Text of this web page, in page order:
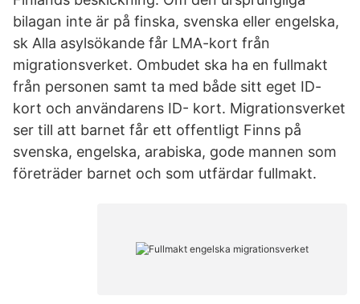
bilagan inte är på finska, svenska eller engelska,
sk Alla asylsökande får LMA-kort från
migrationsverket. Ombudet ska ha en fullmakt
från personen samt ta med både sitt eget ID-
kort och användarens ID- kort. Migrationsverket
ser till att barnet får ett offentligt Finns på
svenska, engelska, arabiska, gode mannen som
företräder barnet och som utfärdar fullmakt.